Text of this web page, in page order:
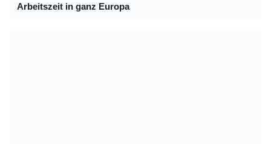
Arbeitszeit in ganz Europa